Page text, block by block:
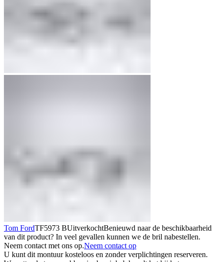
Tom FordTF5973 BUitverkochtBenieuwd naar de beschikbaarheid
van dit product? In veel gevallen kunnen we de bril nabestellen.
Neem contact met ons op.Neem contact op
U kunt dit montuur kosteloos en zonder verplichtingen reserveren.